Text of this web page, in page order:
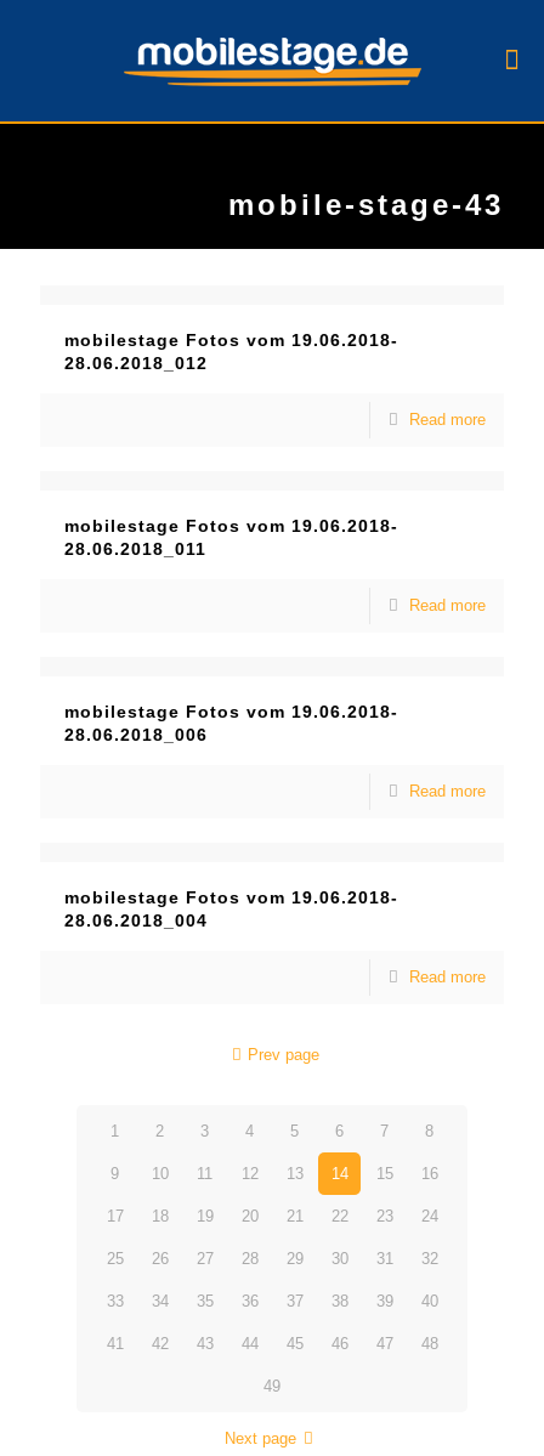
mobile-stage-43
mobilestage Fotos vom 19.06.2018-
28.06.2018_012
Read more
mobilestage Fotos vom 19.06.2018-
28.06.2018_011
Read more
mobilestage Fotos vom 19.06.2018-
28.06.2018_006
Read more
mobilestage Fotos vom 19.06.2018-
28.06.2018_004
Read more
Prev page
1 2 3 4 5 6 7 8
9 10 11 12 13 14 15 16
17 18 19 20 21 22 23 24
25 26 27 28 29 30 31 32
33 34 35 36 37 38 39 40
41 42 43 44 45 46 47 48
49
Next page